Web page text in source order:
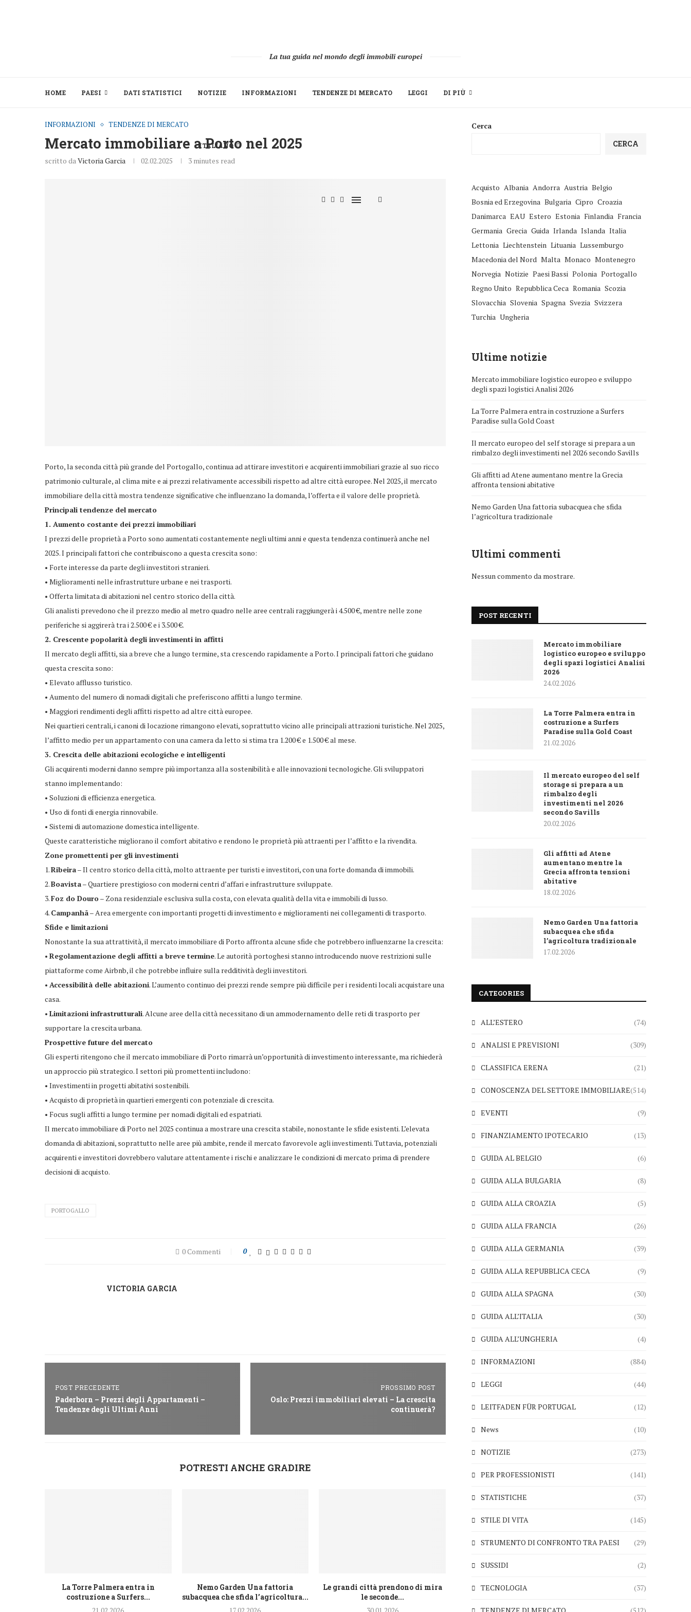
La tua guida nel mondo degli immobili europei
HOME PAESI DATI STATISTICI NOTIZIE INFORMAZIONI TENDENZE DI MERCATO LEGGI DI PIÙ
ITALIANO
INFORMAZIONI TENDENZE DI MERCATO
Mercato immobiliare a Porto nel 2025
scritto daVictoria Garcia 02.02.2025 3 minutes read
Porto, la seconda città più grande del Portogallo, continua ad attirare investitori e acquirenti immobiliari grazie al suo ricco
patrimonio culturale, al clima mite e ai prezzi relativamente accessibili rispetto ad altre città europee. Nel 2025, il mercato
immobiliare della città mostra tendenze significative che influenzano la domanda, l’offerta e il valore delle proprietà.
Principali tendenze del mercato
1. Aumento costante dei prezzi immobiliari
I prezzi delle proprietà a Porto sono aumentati costantemente negli ultimi anni e questa tendenza continuerà anche nel
2025. I principali fattori che contribuiscono a questa crescita sono:
• Forte interesse da parte degli investitori stranieri.
• Miglioramenti nelle infrastrutture urbane e nei trasporti.
• Offerta limitata di abitazioni nel centro storico della città.
Gli analisti prevedono che il prezzo medio al metro quadro nelle aree centrali raggiungerà i 4.500 €, mentre nelle zone
periferiche si aggirerà tra i 2.500 € e i 3.500 €.
2. Crescente popolarità degli investimenti in affitti
Il mercato degli affitti, sia a breve che a lungo termine, sta crescendo rapidamente a Porto. I principali fattori che guidano
questa crescita sono:
• Elevato afflusso turistico.
• Aumento del numero di nomadi digitali che preferiscono affitti a lungo termine.
• Maggiori rendimenti degli affitti rispetto ad altre città europee.
Nei quartieri centrali, i canoni di locazione rimangono elevati, soprattutto vicino alle principali attrazioni turistiche. Nel 2025,
l’affitto medio per un appartamento con una camera da letto si stima tra 1.200 € e 1.500 € al mese.
3. Crescita delle abitazioni ecologiche e intelligenti
Gli acquirenti moderni danno sempre più importanza alla sostenibilità e alle innovazioni tecnologiche. Gli sviluppatori
stanno implementando:
• Soluzioni di efficienza energetica.
• Uso di fonti di energia rinnovabile.
• Sistemi di automazione domestica intelligente.
Queste caratteristiche migliorano il comfort abitativo e rendono le proprietà più attraenti per l’affitto e la rivendita.
Zone promettenti per gli investimenti
1.Ribeira– Il centro storico della città, molto attraente per turisti e investitori, con una forte domanda di immobili.
2.Boavista– Quartiere prestigioso con moderni centri d’affari e infrastrutture sviluppate.
3.Foz do Douro– Zona residenziale esclusiva sulla costa, con elevata qualità della vita e immobili di lusso.
4. Campanhã– Area emergente con importanti progetti di investimento e miglioramenti nei collegamenti di trasporto.
Sfide e limitazioni
Nonostante la sua attrattività, il mercato immobiliare di Porto affronta alcune sfide che potrebbero influenzarne la crescita:
• Regolamentazione degli affitti a breve termine. Le autorità portoghesi stanno introducendo nuove restrizioni sulle
piattaforme come Airbnb, il che potrebbe influire sulla redditività degli investitori.
• Accessibilità delle abitazioni. L’aumento continuo dei prezzi rende sempre più difficile per i residenti locali acquistare una
casa.
• Limitazioni infrastrutturali. Alcune aree della città necessitano di un ammodernamento delle reti di trasporto per
supportare la crescita urbana.
Prospettive future del mercato
Gli esperti ritengono che il mercato immobiliare di Porto rimarrà un’opportunità di investimento interessante, ma richiederà
un approccio più strategico. I settori più promettenti includono:
• Investimenti in progetti abitativi sostenibili.
• Acquisto di proprietà in quartieri emergenti con potenziale di crescita.
• Focus sugli affitti a lungo termine per nomadi digitali ed espatriati.
Il mercato immobiliare di Porto nel 2025 continua a mostrare una crescita stabile, nonostante le sfide esistenti. L’elevata
domanda di abitazioni, soprattutto nelle aree più ambite, rende il mercato favorevole agli investimenti. Tuttavia, potenziali
acquirenti e investitori dovrebbero valutare attentamente i rischi e analizzare le condizioni di mercato prima di prendere
decisioni di acquisto.
PORTOGALLO
0 Commenti 0
VICTORIA GARCIA
POST PRECEDENTE
Paderborn – Prezzi degli Appartamenti –
Tendenze degli Ultimi Anni
PROSSIMO POST
Oslo: Prezzi immobiliari elevati – La crescita
continuerà?
POTRESTI ANCHE GRADIRE
La Torre Palmera entra in
costruzione a Surfers...
Nemo Garden Una fattoria
subacquea che sfida l’agricoltura...
Le grandi città prendono di mira
le seconde...
Cerca
CERCA
Acquisto Albania Andorra Austria Belgio
Bosnia ed Erzegovina Bulgaria Cipro Croazia
Danimarca EAU Estero Estonia Finlandia Francia
Germania Grecia Guida Irlanda Islanda Italia
Lettonia Liechtenstein Lituania Lussemburgo
Macedonia del Nord Malta Monaco Montenegro
Norvegia Notizie Paesi Bassi Polonia Portogallo
Regno Unito Repubblica Ceca Romania Scozia
Slovacchia Slovenia Spagna Svezia Svizzera
Turchia Ungheria
Ultime notizie
Mercato immobiliare logistico europeo e sviluppo
degli spazi logistici Analisi 2026
La Torre Palmera entra in costruzione a Surfers
Paradise sulla Gold Coast
Il mercato europeo del self storage si prepara a un
rimbalzo degli investimenti nel 2026 secondo Savills
Gli affitti ad Atene aumentano mentre la Grecia
affronta tensioni abitative
Nemo Garden Una fattoria subacquea che sfida
l’agricoltura tradizionale
Ultimi commenti
Nessun commento da mostrare.
POST RECENTI
Mercato immobiliare
logistico europeo e sviluppo
degli spazi logistici Analisi
2026
24.02.2026
La Torre Palmera entra in
costruzione a Surfers
Paradise sulla Gold Coast
21.02.2026
Il mercato europeo del self
storage si prepara a un
rimbalzo degli
investimenti nel 2026
secondo Savills
20.02.2026
Gli affitti ad Atene
aumentano mentre la
Grecia affronta tensioni
abitative
18.02.2026
Nemo Garden Una fattoria
subacquea che sfida
l’agricoltura tradizionale
17.02.2026
CATEGORIES
ALL’ESTERO (74)
ANALISI E PREVISIONI (309)
CLASSIFICA ERENA (21)
CONOSCENZA DEL SETTORE IMMOBILIARE(514)
EVENTI (9)
FINANZIAMENTO IPOTECARIO (13)
GUIDA AL BELGIO (6)
GUIDA ALLA BULGARIA (8)
GUIDA ALLA CROAZIA (5)
GUIDA ALLA FRANCIA (26)
GUIDA ALLA GERMANIA (39)
GUIDA ALLA REPUBBLICA CECA (9)
GUIDA ALLA SPAGNA (30)
GUIDA ALL’ITALIA (30)
GUIDA ALL’UNGHERIA (4)
INFORMAZIONI (884)
LEGGI (44)
LEITFADEN FÜR PORTUGAL (12)
News (10)
NOTIZIE (273)
PER PROFESSIONISTI (141)
STATISTICHE (37)
STILE DI VITA (145)
STRUMENTO DI CONFRONTO TRA PAESI (29)
SUSSIDI (2)
TECNOLOGIA (37)